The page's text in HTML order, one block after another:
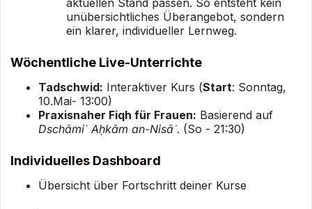
unübersichtliches Überangebot, sondern
ein klarer, individueller Lernweg.
Wöchentliche Live-Unterrichte
Tadschwid: Interaktiver Kurs (Start: Sonntag,
10.Mai- 13:00)
Praxisnaher Fiqh für Frauen: Basierend auf
Dschāmiʿ Aḥkām an-Nisāʾ. (So - 21:30)
Individuelles Dashboard
Übersicht über Fortschritt deiner Kurse